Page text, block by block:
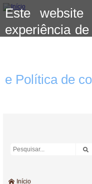
Este website
experiência
e Política de
Início